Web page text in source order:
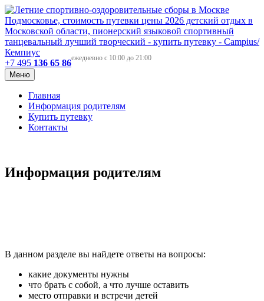
+7 495 136 65 86ежедневно с 10:00 до 21:00
Меню
Главная
Информация родителям
Купить путевку
Контакты
Информация родителям
В данном разделе вы найдете ответы на вопросы:
какие документы нужны
что брать с собой, а что лучше оставить
место отправки и встречи детей